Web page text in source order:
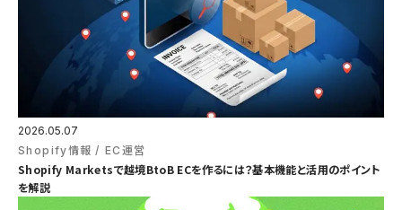
2026.05.07
Shopify情報
EC運営
Shopify Marketsで越境BtoB ECを作るには？基本機能と活用のポイント
を解説